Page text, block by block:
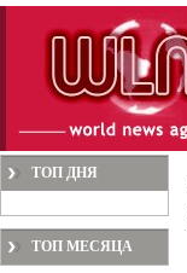
ТОП ДНЯ
ТОП МЕСЯЦА